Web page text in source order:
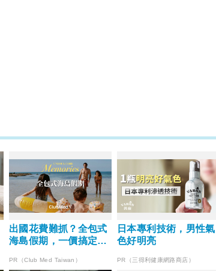
出國花費難抓？全包式
海島假期，一價搞定食
PR（Club Med Taiwan）
日本專利技術，男性氣
色好明亮
PR（三得利健康網路商店）